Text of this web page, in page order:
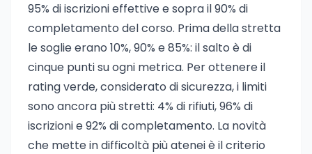
95% di iscrizioni effettive e sopra il 90% di
completamento del corso. Prima della stretta
le soglie erano 10%, 90% e 85%: il salto è di
cinque punti su ogni metrica. Per ottenere il
rating verde, considerato di sicurezza, i limiti
sono ancora più stretti: 4% di rifiuti, 96% di
iscrizioni e 92% di completamento. La novità
che mette in difficoltà più atenei è il criterio